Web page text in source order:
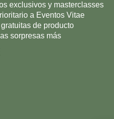
exclusivos y masterclasses
a Eventos Vitae
de producto
sorpresas más